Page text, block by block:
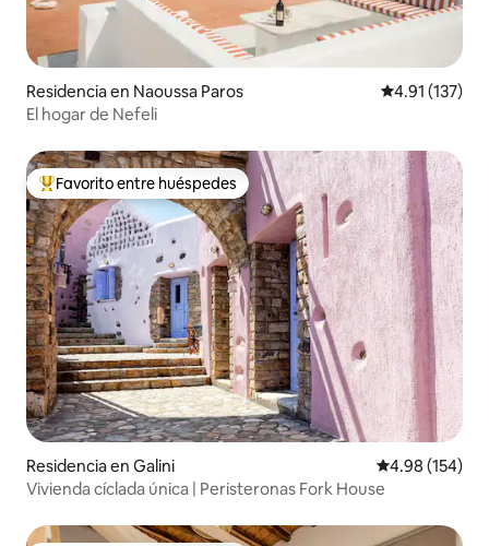
Residencia en Naoussa Paros Calificación
4.91 (137)
El hogar de Nefeli
De los mejores en Favorito entre huéspedes
Favorito entre huéspedes
Residencia en Galini Calificación
4.98 (154)
Vivienda cíclada única | Peristeronas Fork House